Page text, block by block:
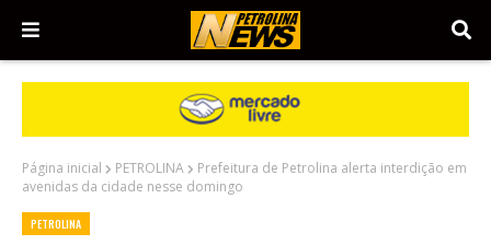
Página inicial PETROLINA
Prefeitura de Petrolina alerta interdição em
avenidas da cidade nesse domingo
PETROLINA